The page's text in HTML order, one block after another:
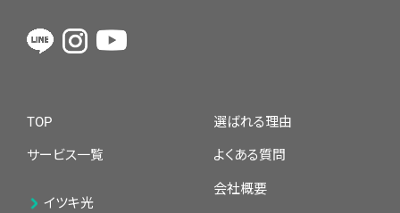
TOP
サービス一覧
イツキ光
選ばれる理由
よくある質問
会社概要